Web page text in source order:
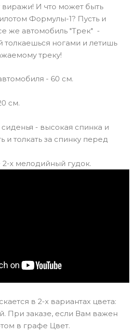
виражи! И что может быть
Формулы-1? Пусть и
же автомобиль "Трек" -
толкаешься ногами и летишь
треку!
- 60 см.
см.
- высокая спинка и
и толкать за спинку перед
х мелодийный гудок.
в 2-х вариантах цвета:
При заказе, если Вам важен
в графе Цвет.